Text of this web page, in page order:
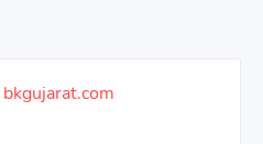
bkgujarat.com